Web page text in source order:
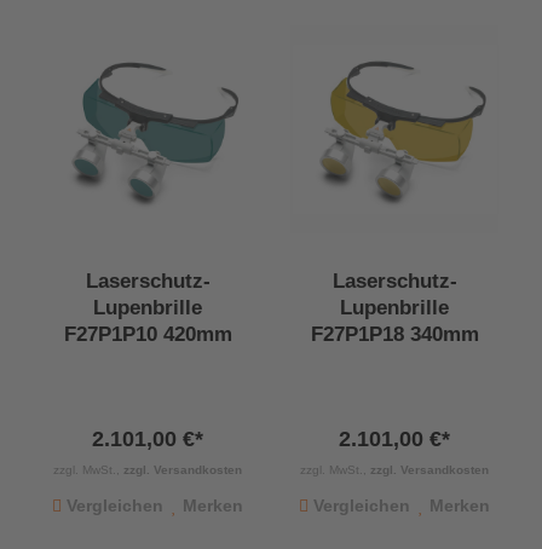
Laserschutz-
Lupenbrille
F27P1P10 420mm
2.101,00 €*
zzgl. MwSt., zzgl. Versandkosten
Vergleichen Merken
Laserschutz-
Lupenbrille
F27P1P18 340mm
2.101,00 €*
zzgl. MwSt., zzgl. Versandkosten
Vergleichen Merken